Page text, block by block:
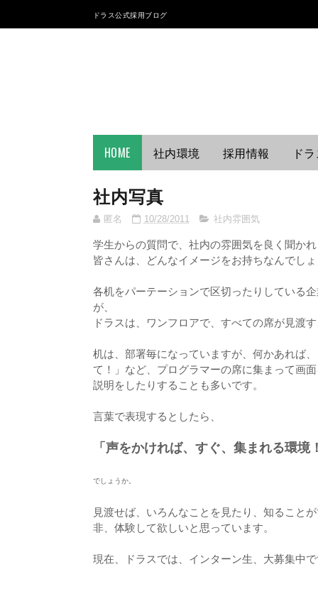
ドラス公式採用ブログ
HOME 社内環境 採用情報 ド
社内写真
匿名 10/28/2011 社内雰囲気
学生からの質問で、社内の雰囲気を良く聞かれ
皆さんは、どんなイメージをお持ちなんでしょ
各机をパーテーションで区切ったりしている
が、
ドラスは、ワンフロアで、すべての席が見渡す
机は、部署毎になっていますが、何かあれば
て！」など、プログラマーの席に集まって画
説明をしたりすることも多いです。
言葉で表現するとしたら、
「声をかければ、すぐ、集まれる環境
でしょうか。
見渡せば、いろんなことを見たり、知ること
非、体験して欲しいと思っています。
現在、ドラスでは、インターン生、大募集中で